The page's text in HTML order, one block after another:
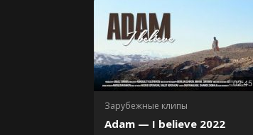
02:45
Зарубежные клипы
Adam — I believe 2022